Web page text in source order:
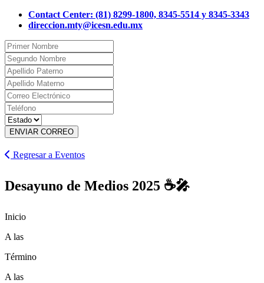
Contact Center: (81) 8299-1800, 8345-5514 y 8345-3343
direccion.mty@icesn.edu.mx
ENVIAR CORREO
Regresar a Eventos
Desayuno de Medios 2025 ☕🎤
Inicio
A las
Término
A las